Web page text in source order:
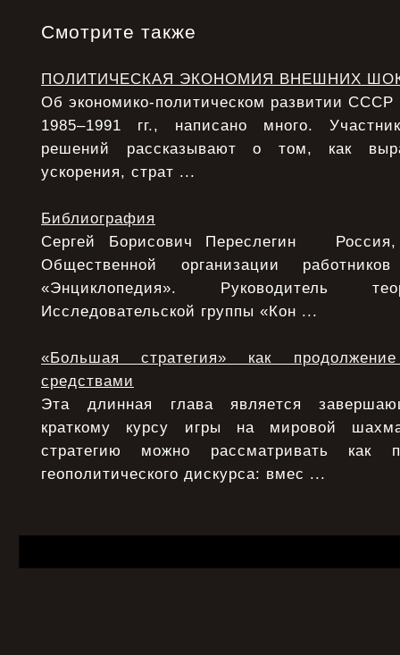
Смотрите также
ПОЛИТИЧЕСКАЯ ЭКОНОМИЯ ВНЕШНИХ
Об экономико-политическом развитии СССР
1985–1991 гг., написано много.
решений рассказывают о том, как
ускорения, страт ...
Библиография
Сергей Борисович Переслегин Россия,
Общественной организации
«Энциклопедия». Руководитель
Исследовательской группы «Кон ...
«Большая стратегия» как
средствами
Эта длинная глава является
краткому курсу игры на мировой
стратегию можно рассматривать как
геополитического дискурса: вмес ...